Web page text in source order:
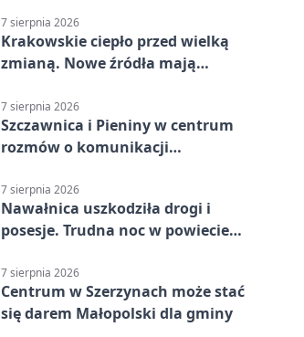
7 sierpnia 2026
Krakowskie ciepło przed wielką
zmianą. Nowe źródła mają
7 sierpnia 2026
Szczawnica i Pieniny w centrum
rozmów o komunikacji
7 sierpnia 2026
Nawałnica uszkodziła drogi i
posesje. Trudna noc w powiecie
7 sierpnia 2026
Centrum w Szerzynach może stać
się darem Małopolski dla gminy